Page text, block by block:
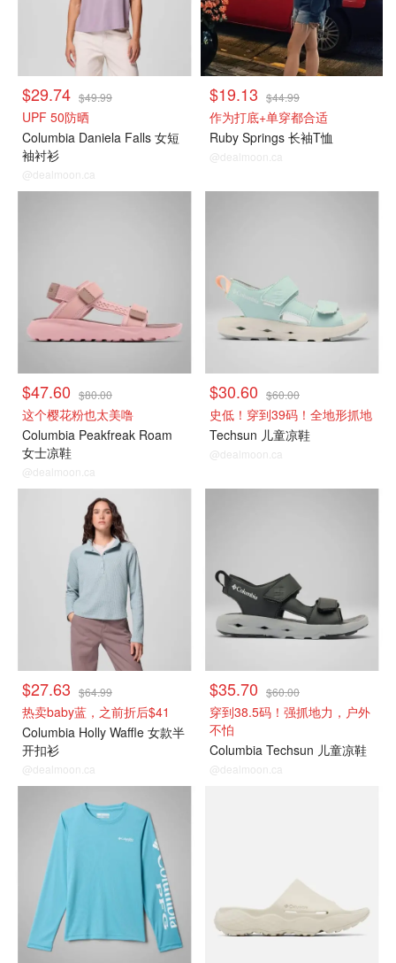
$29.74 $49.99
UPF 50防晒
Columbia Daniela Falls 女短
袖衬衫
@dealmoon.ca
$19.13 $44.99
作为打底+单穿都合适
Ruby Springs 长袖T恤
@dealmoon.ca
$47.60 $80.00
这个樱花粉也太美噜
Columbia Peakfreak Roam
女士凉鞋
@dealmoon.ca
$30.60 $60.00
史低！穿到39码！全地形抓地
Techsun 儿童凉鞋
@dealmoon.ca
$27.63 $64.99
热卖baby蓝，之前折后$41
Columbia Holly Waffle 女款半
开扣衫
@dealmoon.ca
$35.70 $60.00
穿到38.5码！强抓地力，户外
不怕
Columbia Techsun 儿童凉鞋
@dealmoon.ca